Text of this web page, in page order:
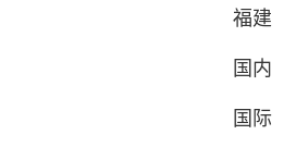
福建
国内
国际